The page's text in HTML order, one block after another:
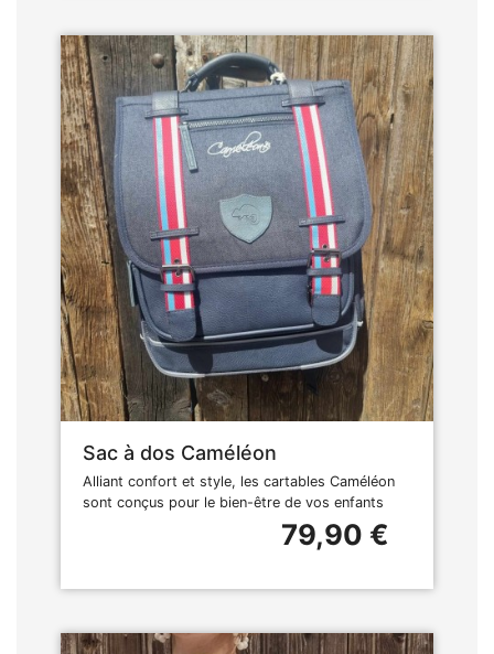
Sac à dos Caméléon
Alliant confort et style, les cartables Caméléon
sont conçus pour le bien-être de vos enfants
79,90 €